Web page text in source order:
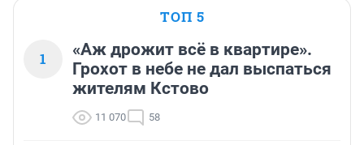
ТОП 5
1
«Аж дрожит всё в квартире».
Грохот в небе не дал выспаться
жителям Кстово
11 070 58